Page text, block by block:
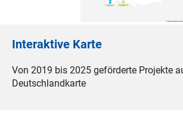
Interaktive Karte
Von 2019 bis 2025 geförderte Projekte
Deutschlandkarte